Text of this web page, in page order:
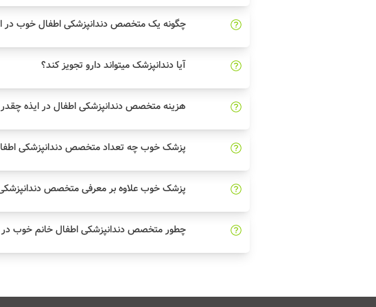
چگونه یک متخصص دندانپزشکی اطفال خوب در
آیا دندانپزشک میتواند دارو تجویز کند؟
هزینه متخصص دندانپزشکی اطفال در ایذه
پزشک خوب چه تعداد متخصص دندانپزشکی
پزشک خوب علاوه بر معرفی متخصص
چطور متخصص دندانپزشکی اطفال خانم خوب در